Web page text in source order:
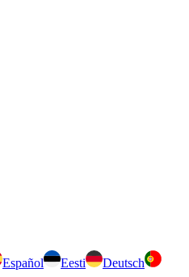
Español Eesti
Deutsch